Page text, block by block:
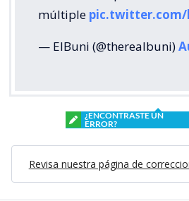
múltiple pic.twitter.com/
— ElBuni (@therealbuni)
¿ENCONTRASTE UN
ERROR?
Revisa nuestra página de